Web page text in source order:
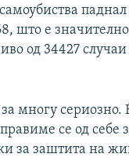
паднал
што е
од 34427
многу сериозно.
се од себе
за заштита на